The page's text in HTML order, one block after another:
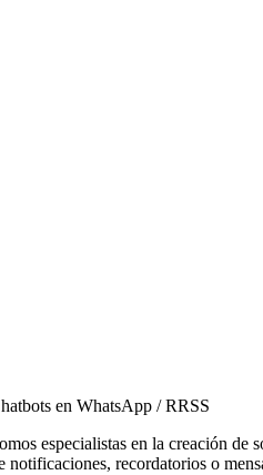
en WhatsApp / RRSS
especialistas en la creación de
notificaciones, recordatorios o